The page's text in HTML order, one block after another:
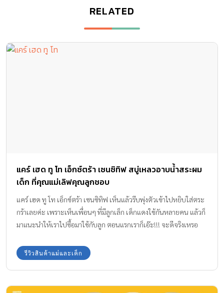
RELATED
แคร์ เฮด ทู โท เอ็กซ์ตร้า เซนซิทิฟ สบู่เหลวอาบน้ำสระผม
เด็ก ที่คุณแม่เลิฟคุณลูกชอบ
แคร์ เฮด ทู โท เอ็กซ์ตร้า เซนซิทิฟ เห็นแล้วรีบพุ่งตัวเข้าไปหยิบใส่ตระ
กร้าเลยค่ะ เพราะเห็นเพื่อนๆ ที่มีลูกเล็ก เด็กแดงใช้กันหลายคน แล้วก็
มาแนะนำให้เราไปซื้อมาใช้กับลูก ตอนแรกเราก็เอ๊ะ!!! จะดีจริงเหรอ
เลือกของใช้ลูกยากมาก แต่ของแคร์สบู่เหลวนี่เทใจให้เลิฟมาก เดี๋ยวเรา
จะมารีวิวให้เห็นกันค่ะว่าทำไมต้องเป็น Care Head to Toe
รีวิวสินค้าแม่และเด็ก